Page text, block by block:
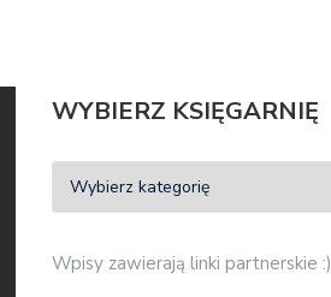
WYBIERZ KSIĘGARNIĘ
Wpisy zawierają linki partnerskie :)